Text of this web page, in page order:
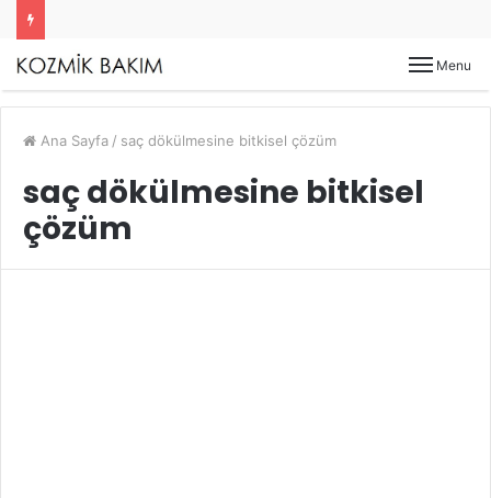
Menu
Ana Sayfa / saç dökülmesine bitkisel çözüm
saç dökülmesine bitkisel
çözüm